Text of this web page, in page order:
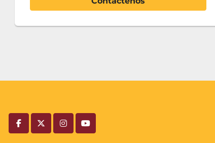
facebooktwitterinstagramyoutube